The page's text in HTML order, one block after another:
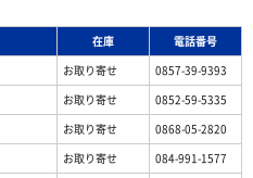
在庫
電話番号
お取り寄せ
0857-39-9393
お取り寄せ
0852-59-5335
お取り寄せ
0868-05-2820
お取り寄せ
084-991-1577